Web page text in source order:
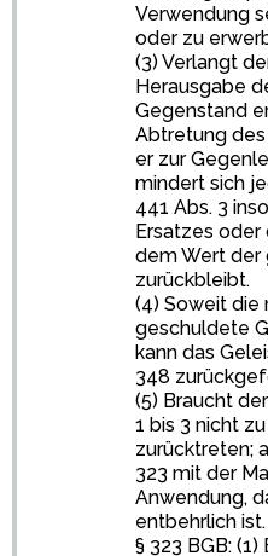
Verwendung
oder zu
(3) Verlangt
Herausgabe
Gegenstand
Abtretung
er zur
mindert sich
441 Abs. 3
Ersatzes oder
dem Wert der
zurückbleibt.
(4) Soweit die
geschuldete
kann das
348
(5) Braucht
1 bis 3 nicht
zurücktreten;
323 mit der
Anwendung,
entbehrlich ist.
§ 323 BGB: